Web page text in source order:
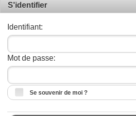
S'identifier
Identifiant:
Mot de passe:
Se souvenir de moi ?